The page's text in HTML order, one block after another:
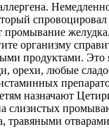
промывание
организму
продуктами. Это
орехи, любые
назначают
слизистых
травяными